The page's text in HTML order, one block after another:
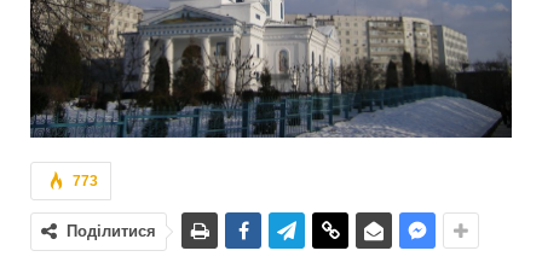
773
Поділитися